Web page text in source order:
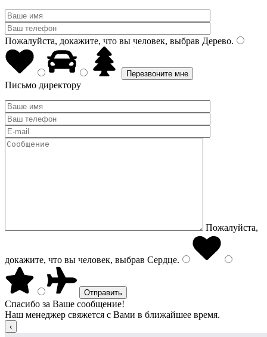
Пожалуйста, докажите, что вы человек, выбрав Дерево.
Письмо директору
Пожалуйста,
докажите, что вы человек, выбрав Сердце.
Спасибо за Ваше сообщение!
Наш менеджер свяжется с Вами в ближайшее время.